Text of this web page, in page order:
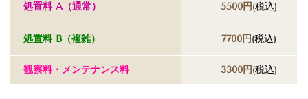
処置料 A（通常） 5500円(税込)
処置料 B （複雑） 7700円(税込)
観察料・メンテナンス料 3300円(税込)